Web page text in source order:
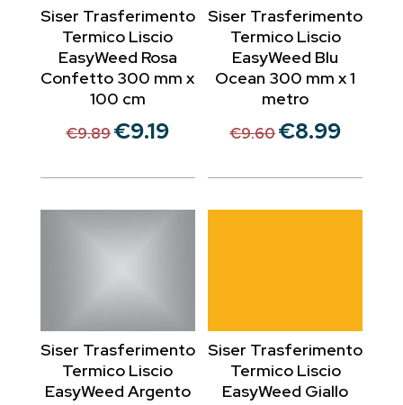
Siser Trasferimento
Termico Liscio
EasyWeed Rosa
Confetto 300 mm x
100 cm
€9.89 Il
originale
€9.19Il
attuale
Siser Trasferimento
Termico Liscio
EasyWeed Blu
Ocean 300 mm x 1
metro
€9.60 Il
originale
€8.99Il
attuale
Siser Trasferimento
Termico Liscio
EasyWeed Argento
Siser Trasferimento
Termico Liscio
EasyWeed Giallo